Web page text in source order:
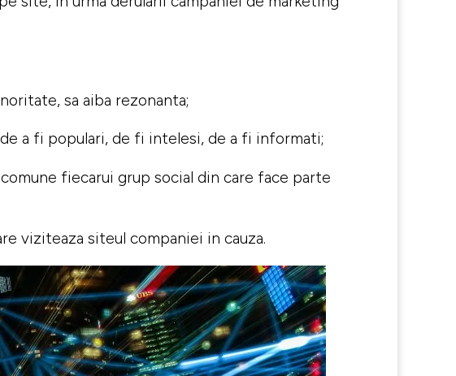
sa aiba rezonanta;
a fi populari, de fi intelesi, de a fi informati;
fiecarui grup social din care face parte
viziteaza siteul companiei in cauza.